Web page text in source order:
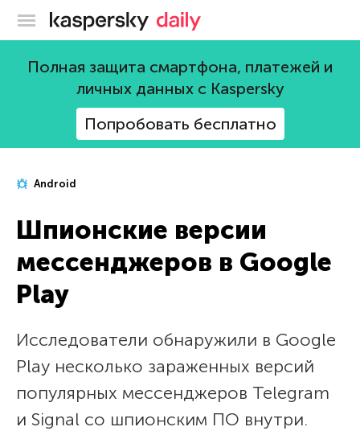
Блог Касперского
Полная защита смартфона, платежей и
личных данных с Kaspersky
Попробовать бесплатно
Android
Шпионские версии
мессенджеров в Google
Play
Исследователи обнаружили в Google
Play несколько зараженных версий
популярных мессенджеров Telegram
и Signal со шпионским ПО внутри.